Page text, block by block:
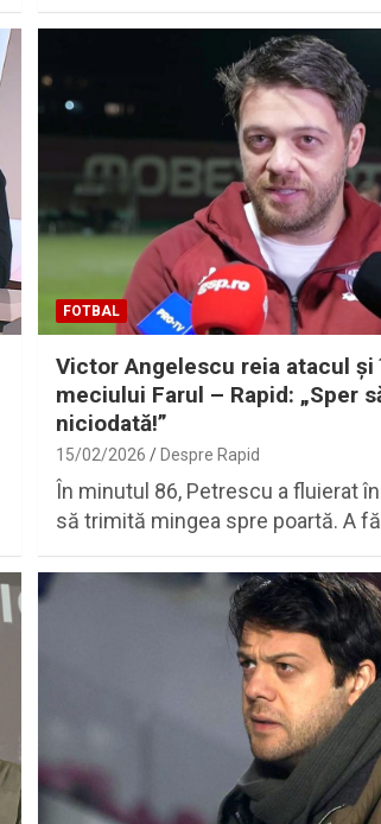
FOTBAL
Victor Angelescu reia atacul și
meciului Farul – Rapid: „Sper
niciodată!”
15/02/2026 Despre Rapid
În minutul 86, Petrescu a fluierat
să trimită mingea spre poartă. A